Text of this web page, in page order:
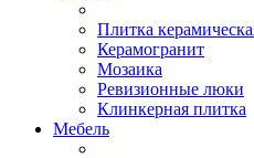
Плитка
Керамогранит
Мозаика
Ревизионные люки
Клинкерная плитка
Мебель